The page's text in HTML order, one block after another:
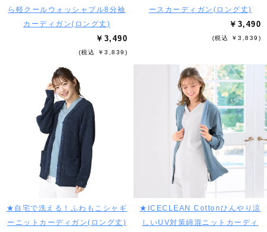
ら軽クールウォッシャブル8分袖
カーディガン(ロング丈)
￥3,490
(税込 ￥3,839)
ースカーディガン(ロング丈)
￥3,490
(税込 ￥3,839)
★自宅で洗える！ふわもこシャギ
ーニットカーディガン(ロング丈)
★ICECLEAN Cottonひんやり涼
しいUV対策綿混ニットカーディ